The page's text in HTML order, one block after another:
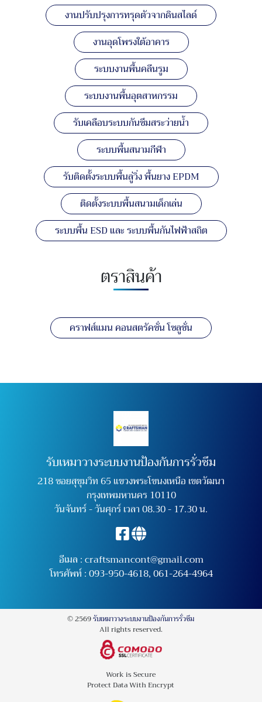
งานปรับปรุงการทรุดตัวจากดินสไลด์
งานอุดโพรงใต้อาคาร
ระบบงานพื้นคลีนรูม
ระบบงานพื้นอุตสาหกรรม
รับเคลือบระบบกันซึมสระว่ายน้ำ
ระบบพื้นสนามกีฬา
รับติดตั้งระบบพื้นลู่วิ่ง พื้นยาง EPDM
ติดตั้งระบบพื้นสนามเด็กเล่น
ระบบพื้น ESD และ ระบบพื้นกันไฟฟ้าสถิต
ตราสินค้า
คราฟส์แมน คอนสตรัคชั่น โซลูชั่น
รับเหมาวางระบบงานป้องกันการรั่วซึม
218 ซอยสุขุมวิท 65 แขวงพระโขนงเหนือ เขตวัฒนา
กรุงเทพมหานคร 10110
วันจันทร์ - วันศุกร์ เวลา 08.30 - 17.30 น.
อีเมล :craftsmancont@gmail.com
โทรศัพท์ :093-950-4618,061-264-4964
© 2569รับเหมาวางระบบงานป้องกันการรั่วซึม
All rights reserved.
Work is Secure
Protect Data With Encrypt